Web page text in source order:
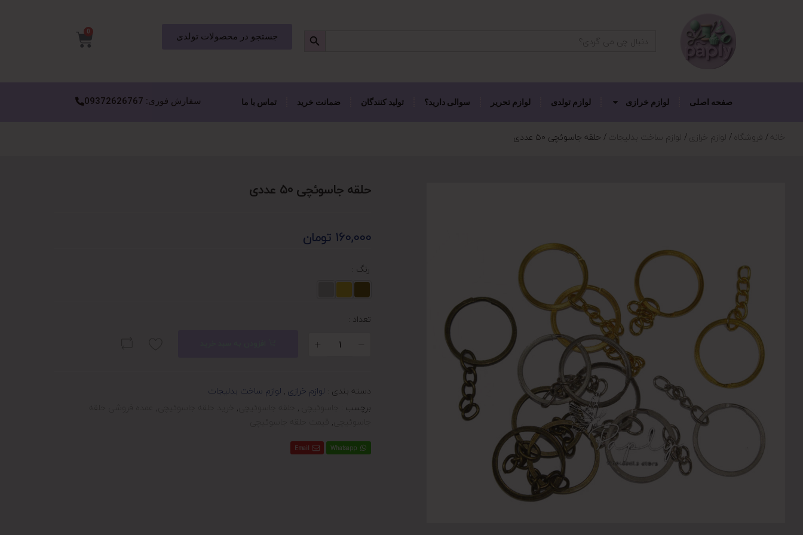
جستجو در محصولات تولدی 0
صفحه اصلی لوازم خرازی لوازم تولدی لوازم تحریر سوالی دارید؟ تولید کنندگان ضمانت خرید تماس با ما سفارش فوری: 09372626767
خانه فروشگاه لوازم خرازی لوازم ساخت بدلیجات حلقه جاسوئچی ۵۰ عددی
حلقه جاسوئچی ۵۰ عددی
160,000 تومان
رنگ :
تعداد :
دسته بندی : لوازم خرازی , لوازم ساخت بدلیجات
برچسب :
,
,
,
,
Whatsapp
Email